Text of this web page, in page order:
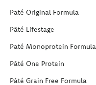
Paté Original Formula
Pâté Lifestage
Paté Monoprotein Formula
Pâté One Protein
Pâté Grain Free Formula